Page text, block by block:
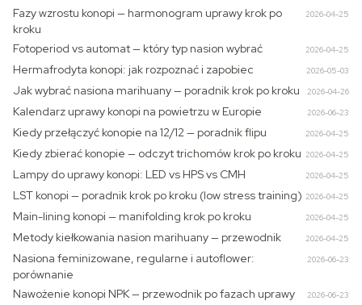
Fazy wzrostu konopi — harmonogram uprawy krok po
kroku
2026-04-25
Fotoperiod vs automat — który typ nasion wybrać 2026-04-25
Hermafrodyta konopi: jak rozpoznać i zapobiec 2026-05-03
Jak wybrać nasiona marihuany — poradnik krok po kroku 2026-04-26
Kalendarz uprawy konopi na powietrzu w Europie 2026-06-23
Kiedy przełączyć konopie na 12/12 — poradnik flipu 2026-04-25
Kiedy zbierać konopie — odczyt trichomów krok po kroku 2026-04-25
Lampy do uprawy konopi: LED vs HPS vs CMH 2026-04-25
LST konopi — poradnik krok po kroku (low stress training) 2026-04-25
Main-lining konopi — manifolding krok po kroku 2026-04-25
Metody kiełkowania nasion marihuany — przewodnik 2026-04-25
Nasiona feminizowane, regularne i autoflower:
porównanie
2026-06-23
Nawożenie konopi NPK — przewodnik po fazach uprawy 2026-06-23